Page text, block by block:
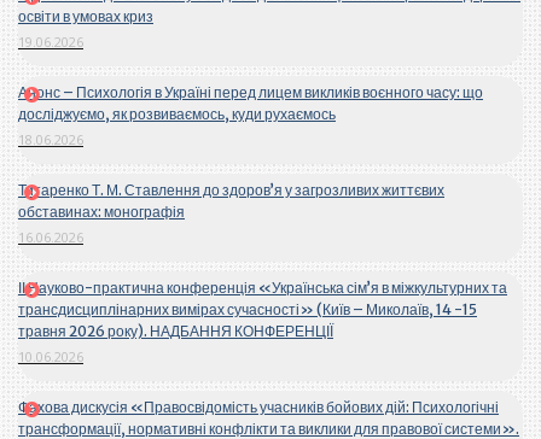
освіти в умовах криз
19.06.2026
Анонс – Психологія в Україні перед лицем викликів воєнного часу: що
досліджуємо, як розвиваємось, куди рухаємось
18.06.2026
Титаренко Т. М. Ставлення до здоров’я у загрозливих життєвих
обставинах: монографія
16.06.2026
ІІ Науково-практична конференція «Українська сім’я в міжкультурних та
трансдисциплінарних вимірах сучасності» (Київ – Миколаїв, 14 -15
травня 2026 року). НАДБАННЯ КОНФЕРЕНЦІЇ
10.06.2026
Фахова дискусія «Правосвідомість учасників бойових дій: Психологічні
трансформації, нормативні конфлікти та виклики для правової системи».